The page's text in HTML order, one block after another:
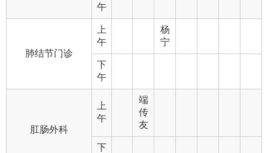
午
肺结节门诊
上
午
杨
宁
下
午
肛肠外科
上
午
端
传
友
下